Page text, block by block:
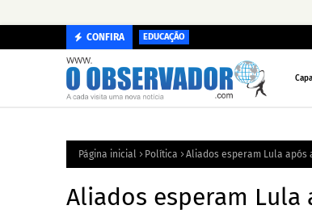
CONFIRA EDUCAÇÃO
Capa
Página inicial Política Aliados esperam Lula
Aliados esperam